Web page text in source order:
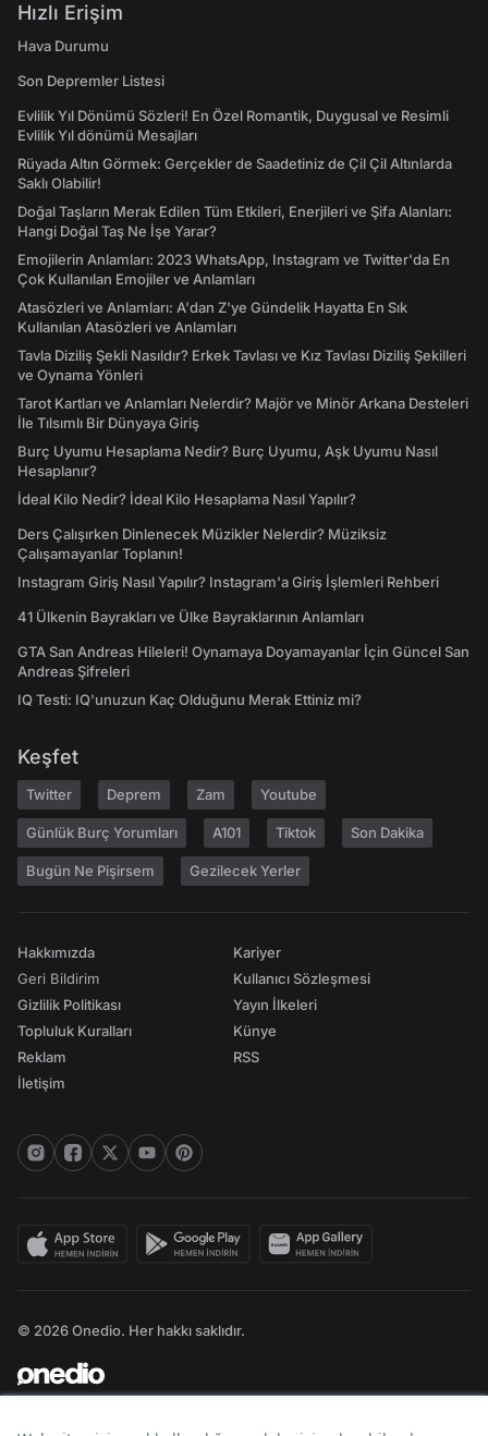
Hızlı Erişim
Hava Durumu
Son Depremler Listesi
Evlilik Yıl Dönümü Sözleri! En Özel Romantik, Duygusal ve Resimli
Evlilik Yıl dönümü Mesajları
Rüyada Altın Görmek: Gerçekler de Saadetiniz de Çil Çil Altınlarda
Saklı Olabilir!
Doğal Taşların Merak Edilen Tüm Etkileri, Enerjileri ve Şifa Alanları:
Hangi Doğal Taş Ne İşe Yarar?
Emojilerin Anlamları: 2023 WhatsApp, Instagram ve Twitter'da En
Çok Kullanılan Emojiler ve Anlamları
Atasözleri ve Anlamları: A'dan Z'ye Gündelik Hayatta En Sık
Kullanılan Atasözleri ve Anlamları
Tavla Diziliş Şekli Nasıldır? Erkek Tavlası ve Kız Tavlası Diziliş Şekilleri
ve Oynama Yönleri
Tarot Kartları ve Anlamları Nelerdir? Majör ve Minör Arkana Desteleri
İle Tılsımlı Bir Dünyaya Giriş
Burç Uyumu Hesaplama Nedir? Burç Uyumu, Aşk Uyumu Nasıl
Hesaplanır?
İdeal Kilo Nedir? İdeal Kilo Hesaplama Nasıl Yapılır?
Ders Çalışırken Dinlenecek Müzikler Nelerdir? Müziksiz
Çalışamayanlar Toplanın!
Instagram Giriş Nasıl Yapılır? Instagram'a Giriş İşlemleri Rehberi
41 Ülkenin Bayrakları ve Ülke Bayraklarının Anlamları
GTA San Andreas Hileleri! Oynamaya Doyamayanlar İçin Güncel San
Andreas Şifreleri
IQ Testi: IQ'unuzun Kaç Olduğunu Merak Ettiniz mi?
Keşfet
Twitter Deprem Zam Youtube
Günlük Burç Yorumları A101 Tiktok Son Dakika
Bugün Ne Pişirsem Gezilecek Yerler
Hakkımızda
Geri Bildirim
Gizlilik Politikası
Topluluk Kuralları
Reklam
İletişim
Kariyer
Kullanıcı Sözleşmesi
Yayın İlkeleri
Künye
RSS
© 2026 Onedio. Her hakkı saklıdır.